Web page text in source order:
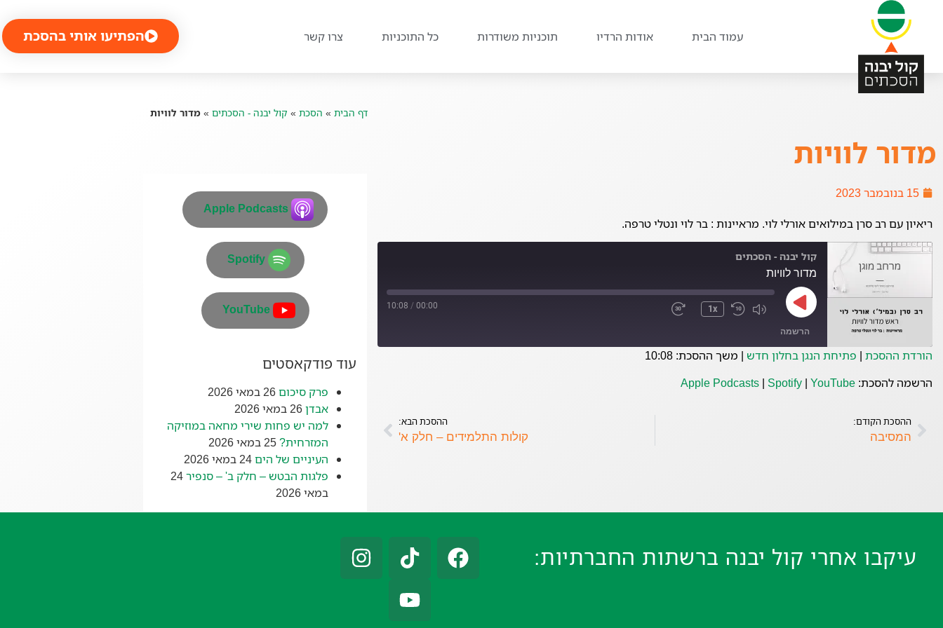
עמוד הבית אודות הרדיו תוכניות משודרות כל התוכניות צרו קשר הפתיעו אותי בהסכת
דף הבית » הסכת » קול יבנה - הסכתים » מדור לוויות
מדור לוויות
15 בנובמבר 2023
ריאיון עם רב סרן במילואים אורלי לוי. מראיינות : בר לוי ונטלי טרפה.
קול יבנה - הסכתים
מדור לוויות
1x
00:00
/
10:08
הרשמה
הורדת ההסכת | פתיחת הנגן בחלון חדש | משך ההסכת: 10:08
הרשמה להסכת:
Apple Podcasts | Spotify | YouTube
ההסכת הקודם:
המסיבה
ההסכת הבא:
קולות התלמידים – חלק א'
Apple Podcasts
Spotify
YouTube
עוד פודקאסטים
פרק סיכום26 במאי 2026
אבדן26 במאי 2026
למה יש פחות שירי מחאה במוזיקה
המזרחית?25 במאי 2026
העיניים של הים24 במאי 2026
פלגות הבטש – חלק ב' – סנפיר24
במאי 2026
עיקבו אחרי קול יבנה ברשתות החברתיות: